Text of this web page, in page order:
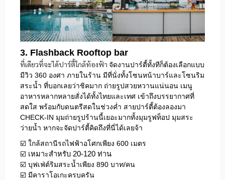
3. Flashback Rooftop bar
ที่เดียวที่จะได้ปาร์ตี้ใกล้ท้องฟ้า จัดงานปาร์ตี้ทั้งทีก็ต้องเลือกแบบ
มีวิว 360 องศา ภายในร้าน มีที่นั่งทั้งโซนหน้าบาร์และโซนริม
สระน้ำ ที่บอกเลยว่าชิคมาก ถ่ายรูปสวยหวานแน่นอน เมนู
อาหารหลากหลายสั่งได้ทั้งไทยและเทศ เข้าถึงบรรยากาศที่
สดใส พร้อมกับดนตรีสดในช่วงค่ำ สายปาร์ตี้ต้องลองมา
CHECK-IN มุมถ่ายรูปร้านนี้เยอะมากทั้งมุมรูฟท็อป มุมสระ
ว่ายน้ำ หากจะจัดปาร์ตี้คิดถึงที่นี่ได้เลยจ้า
☑️ ใกล้สถานีรถไฟฟ้าอโศกเพียง 600 เมตร
☑️ เหมาะสำหรับ 20-120 ท่าน
☑️ บุฟเฟ่ต์ริมสระน้ำเพียง 890 บาท/คน
☑️ มีคาราโอเกะครบครัน